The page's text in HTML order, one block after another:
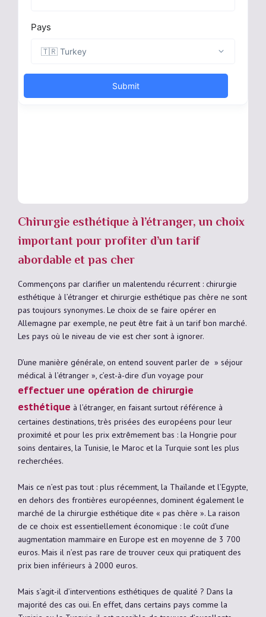
Chirurgie esthétique à l’étranger, un choix
important pour profiter d’un tarif
abordable et pas cher
Commençons par clarifier un malentendu récurrent : chirurgie
esthétique à l’étranger et chirurgie esthétique pas chère ne sont
pas toujours synonymes. Le choix de se faire opérer en
Allemagne par exemple, ne peut être fait à un tarif bon marché.
Les pays où le niveau de vie est cher sont à ignorer.
D’une manière générale, on entend souvent parler de » séjour
médical à l’étranger », c’est-à-dire d’un voyage pour
effectuer une opération de chirurgie
esthétique à l’étranger, en faisant surtout référence à
certaines destinations, très prisées des européens pour leur
proximité et pour les prix extrêmement bas : la Hongrie pour
soins dentaires, la Tunisie, le Maroc et la Turquie sont les plus
recherchées.
Mais ce n’est pas tout : plus récemment, la Thaïlande et l’Egypte,
en dehors des frontières européennes, dominent également le
marché de la chirurgie esthétique dite « pas chère ». La raison
de ce choix est essentiellement économique : le coût d’une
augmentation mammaire en Europe est en moyenne de 3 700
euros. Mais il n’est pas rare de trouver ceux qui pratiquent des
prix bien inférieurs à 2000 euros.
Mais s’agit-il d’interventions esthétiques de qualité ? Dans la
majorité des cas oui. En effet, dans certains pays comme la